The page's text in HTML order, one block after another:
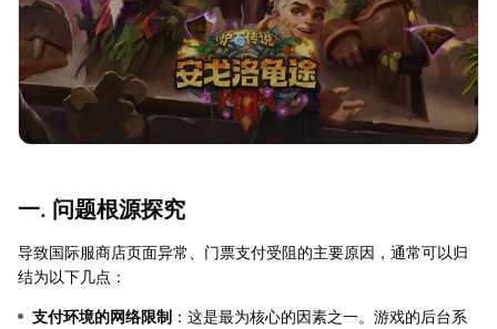
一. 问题根源探究
导致国际服商店页面异常、门票支付受阻的主要原因，通常可以归
结为以下几点：
支付环境的网络限制 ：这是最为核心的因素之一。游戏的后台系